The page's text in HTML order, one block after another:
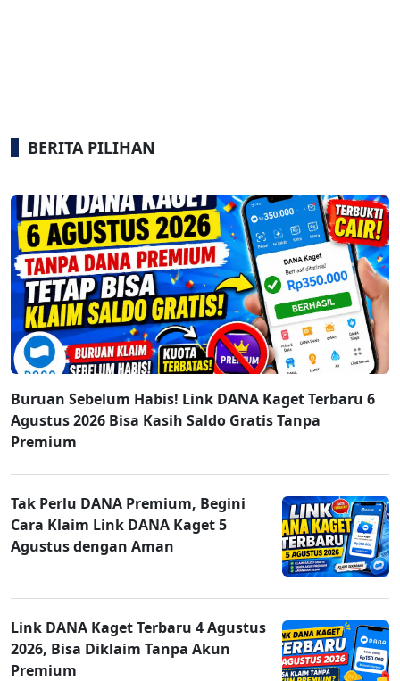
BERITA PILIHAN
Buruan Sebelum Habis! Link DANA Kaget Terbaru 6
Agustus 2026 Bisa Kasih Saldo Gratis Tanpa
Premium
Tak Perlu DANA Premium, Begini
Cara Klaim Link DANA Kaget 5
Agustus dengan Aman
Link DANA Kaget Terbaru 4 Agustus
2026, Bisa Diklaim Tanpa Akun
Premium